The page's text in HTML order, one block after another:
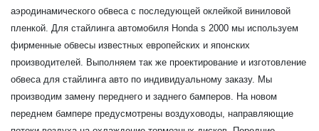
аэродинамического обвеса с последующей оклейкой виниловой
пленкой. Для стайлинга автомобиля Honda s 2000 мы используем
фирменные обвесы известных европейских и японских
производителей. Выполняем так же проектирование и изготовление
обвеса для стайлинга авто по индивидуальному заказу. Мы
производим замену переднего и заднего бамперов. На новом
переднем бампере предусмотрены воздуховоды, направляющие